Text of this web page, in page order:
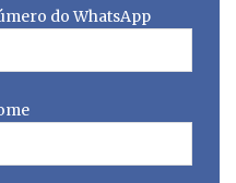
do WhatsApp